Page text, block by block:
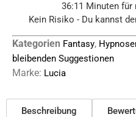
36:11 Minuten für
Kein Risiko - Du kannst
Kategorien Fantasy,
bleibenden Suggestionen
Marke: Lucia
Beschreibung